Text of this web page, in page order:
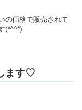
の価格で販売されて
(*^^*)
ます♡